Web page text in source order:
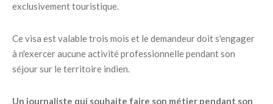
exclusivement touristique.
Ce visa est valable trois mois et le demandeur doit s'engager
à n'exercer aucune activité professionnelle pendant son
séjour sur le territoire indien.
Un journaliste qui souhaite faire son métier pendant son